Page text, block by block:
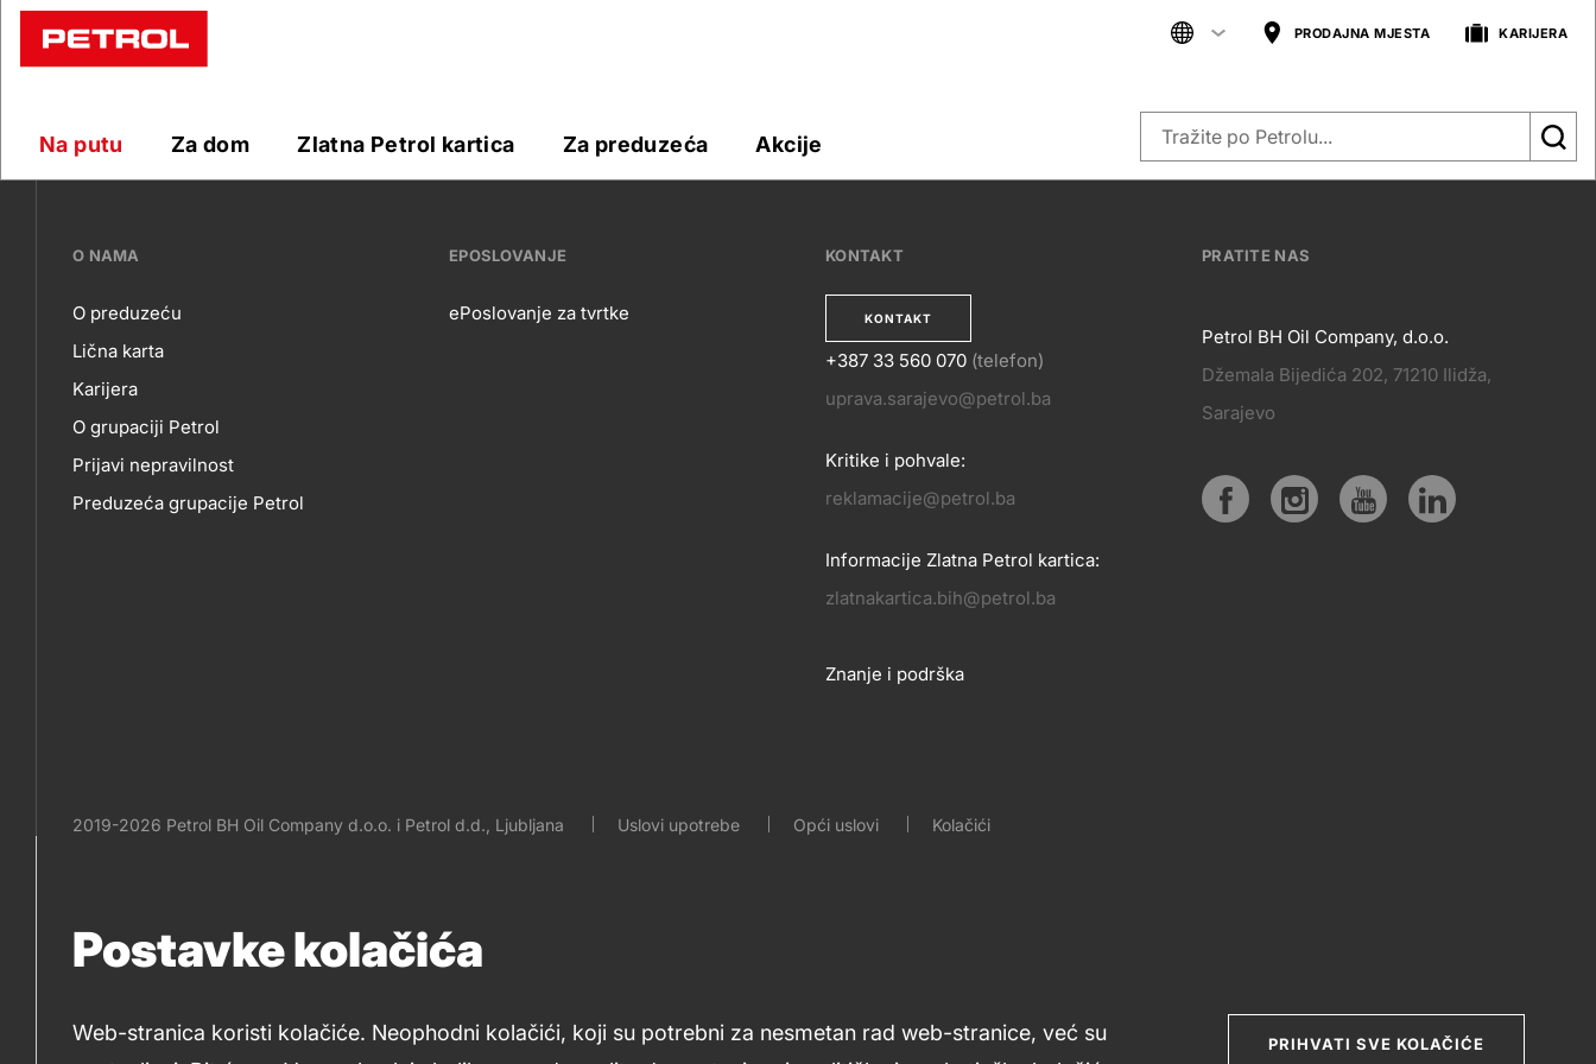
Postavke kolačića
Web-stranica koristi kolačiće. Neophodni kolačići, koji su potrebni za nesmetan rad web-stranice, već su
PRIHVATI SVE KOLAČIĆE
Preuzimanje
paketa
Na putu Za dom Zlatna Petrol kartica Za preduzeća Akcije
PRODAJNA MJESTA KARIJERA
???
petrol-
skupno.footer-
title???
O NAMA
O
NAMA
O preduzeću
Lična karta
Karijera
O grupaciji Petrol
Prijavi nepravilnost
Preduzeća grupacije Petrol
EPOSLOVANJE
EPOSLOVANJE
ePoslovanje za tvrtke
KONTAKT
KONTAKT
KONTAKT
+387 33 560 070 (telefon)
uprava.sarajevo@petrol.ba
Kritike i pohvale:
reklamacije@petrol.ba
Informacije Zlatna Petrol kartica:
zlatnakartica.bih@petrol.ba
links
Znanje i podrška
PRATITE NAS
PRATITE
NAS
Petrol BH Oil Company, d.o.o.
Džemala Bijedića 202, 71210 Ilidža,
Sarajevo
Legal
and
2019-2026 Petrol BH Oil Company d.o.o. i Petrol d.d., Ljubljana Uslovi upotrebe Opći uslovi Kolačići